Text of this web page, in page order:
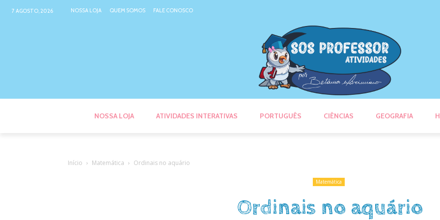
7 AGOSTO, 2026 NOSSA LOJA QUEM SOMOS FALE CONOSCO
NOSSA LOJA ATIVIDADES INTERATIVAS PORTUGUÊS CIÊNCIAS GEOGRAFIA
Início Matemática Ordinais no aquário
Matemática
Ordinais no aquário